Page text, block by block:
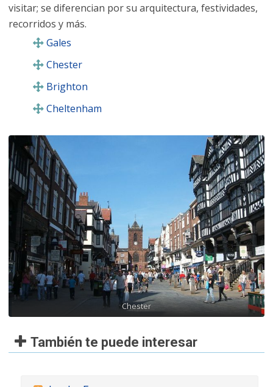
visitar; se diferencian por su arquitectura, festividades,
recorridos y más.
Gales
Chester
Brighton
Cheltenham
Chester
También te puede interesar